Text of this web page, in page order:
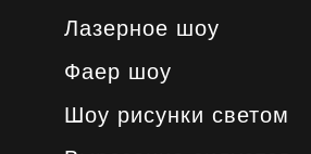
Лазерное шоу
Фаер шоу
Шоу рисунки светом